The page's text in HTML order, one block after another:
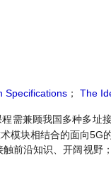
Specifications ； The
需兼顾我国多种多址
模块相结合的面向5G
前沿知识、开阔视野